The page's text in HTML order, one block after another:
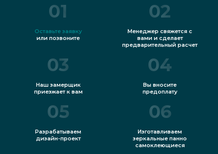
01
Оставьте заявку
или позвоните
02
Менеджер свяжется с
вами и сделает
предварительный расчет
03
Наш замерщик
приезжает к вам
04
Вы вносите
предоплату
05
Разрабатываем
дизайн-проект
06
Изготавливаем
зеркальные панно
самоклеющиеся